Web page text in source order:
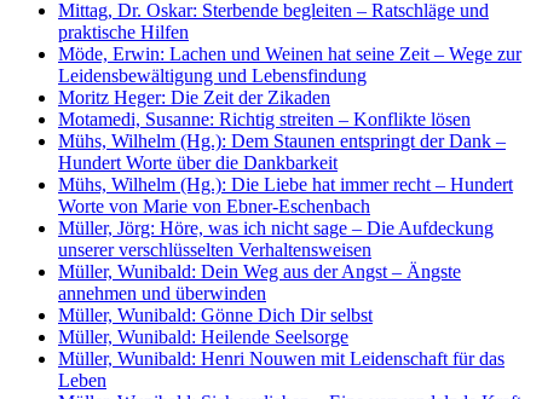
Mittag, Dr. Oskar: Sterbende begleiten – Ratschläge und
praktische Hilfen
Möde, Erwin: Lachen und Weinen hat seine Zeit – Wege zur
Leidensbewältigung und Lebensfindung
Moritz Heger: Die Zeit der Zikaden
Motamedi, Susanne: Richtig streiten – Konflikte lösen
Mühs, Wilhelm (Hg.): Dem Staunen entspringt der Dank –
Hundert Worte über die Dankbarkeit
Mühs, Wilhelm (Hg.): Die Liebe hat immer recht – Hundert
Worte von Marie von Ebner-Eschenbach
Müller, Jörg: Höre, was ich nicht sage – Die Aufdeckung
unserer verschlüsselten Verhaltensweisen
Müller, Wunibald: Dein Weg aus der Angst – Ängste
annehmen und überwinden
Müller, Wunibald: Gönne Dich Dir selbst
Müller, Wunibald: Heilende Seelsorge
Müller, Wunibald: Henri Nouwen mit Leidenschaft für das
Leben